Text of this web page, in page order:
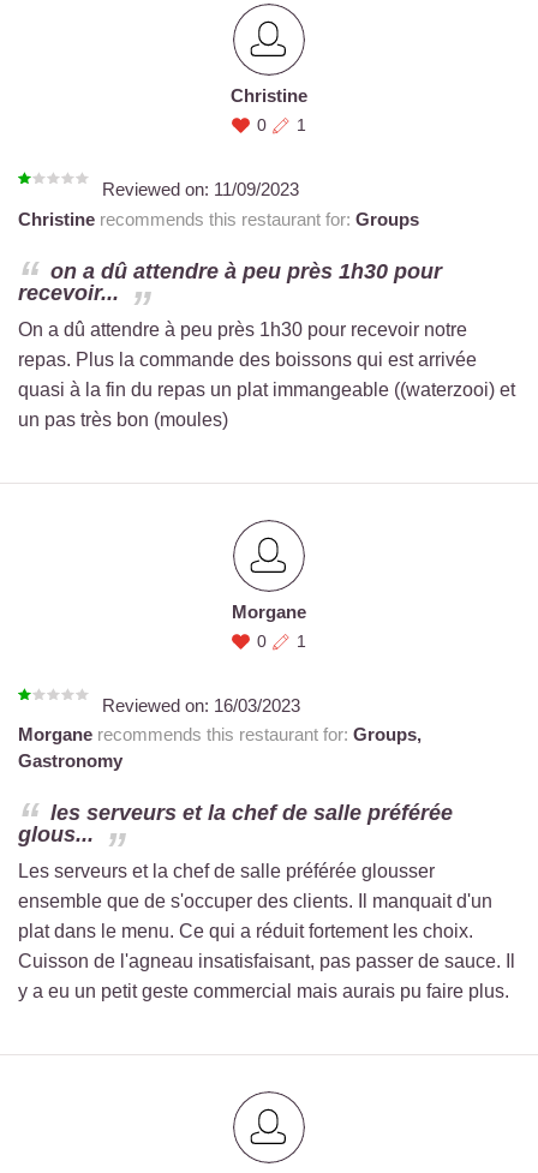
Christine
0 1
Reviewed on: 11/09/2023
Christine recommends this restaurant for: Groups
on a dû attendre à peu près 1h30 pour
recevoir...
On a dû attendre à peu près 1h30 pour recevoir notre
repas. Plus la commande des boissons qui est arrivée
quasi à la fin du repas un plat immangeable ((waterzooi) et
un pas très bon (moules)
Morgane
0 1
Reviewed on: 16/03/2023
Morgane recommends this restaurant for: Groups,
Gastronomy
les serveurs et la chef de salle préférée
glous...
Les serveurs et la chef de salle préférée glousser
ensemble que de s'occuper des clients. Il manquait d'un
plat dans le menu. Ce qui a réduit fortement les choix.
Cuisson de l'agneau insatisfaisant, pas passer de sauce. Il
y a eu un petit geste commercial mais aurais pu faire plus.